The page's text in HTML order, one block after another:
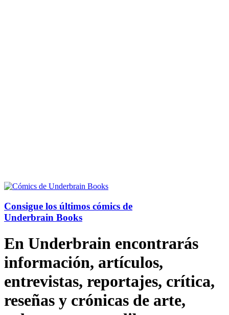
Consigue los últimos cómics de
Underbrain Books
En Underbrain encontrarás
información, artículos,
entrevistas, reportajes, crítica,
reseñas y crónicas de arte,